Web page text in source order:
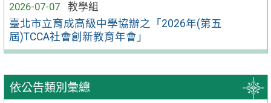
2026-07-07
教學組
臺北市立育成高級中學協辦之「2026年(第五
屆)TCCA社會創新教育年會」
依公告類別彙總